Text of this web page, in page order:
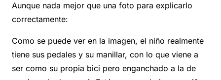
Aunque nada mejor que una foto para explicarlo
correctamente:
Como se puede ver en la imagen, el niño realmente
tiene sus pedales y su manillar, con lo que viene a
ser como su propia bici pero enganchado a la de